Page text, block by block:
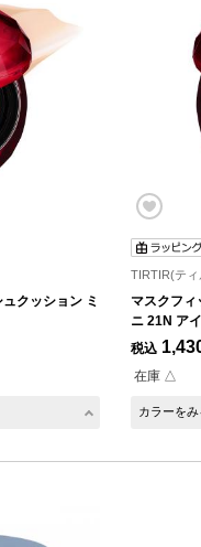
クッション ミ
TIRTIR(ティ
マスクフィ
ニ 21N ア
税込
在庫 △
カラーをみ